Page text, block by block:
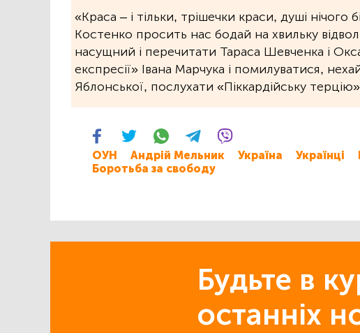
«Краса – і тільки, трішечки краси, душі нічого
Костенко просить нас бодай на хвильку
насущний і перечитати Тараса Шевченка і
експресії» Івана Марчука і помилуватися,
Яблонської, послухати «Піккардійську
ОУН Андрій Мельник Україна Українці
Боротьба за свободу
Будьте в
останніх